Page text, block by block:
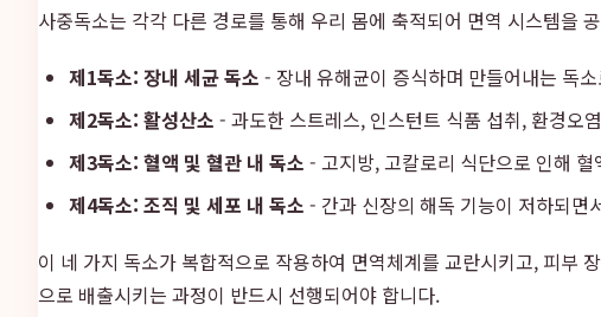
사중독소는 각각 다른 경로를 통해 우리 몸에 축적되어 면역 시스템을
제1독소: 장내 세균 독소 - 장내 유해균이 증식하며 만들어내는 독
제2독소: 활성산소 - 과도한 스트레스, 인스턴트 식품 섭취, 환경오
제3독소: 혈액 및 혈관 내 독소 - 고지방, 고칼로리 식단으로 인해
제4독소: 조직 및 세포 내 독소 - 간과 신장의 해독 기능이 저하되면
이 네 가지 독소가 복합적으로 작용하여 면역체계를 교란시키고, 피부
으로 배출시키는 과정이 반드시 선행되어야 합니다.